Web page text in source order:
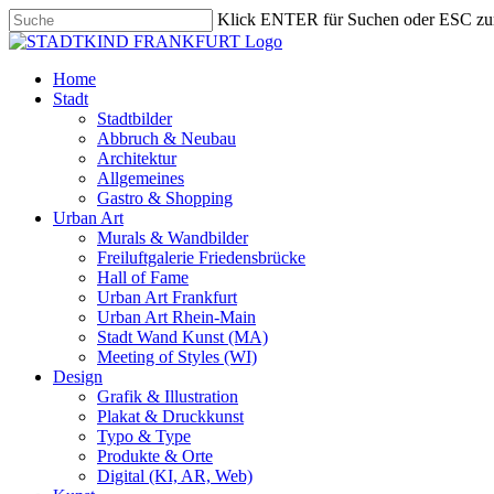
Skip
to
content
Klick ENTER für Suchen oder ESC
Close
search
Menu
Home
Stadt
Stadtbilder
Abbruch & Neubau
Architektur
Allgemeines
Gastro & Shopping
Urban Art
Murals & Wandbilder
Freiluftgalerie Friedensbrücke
Hall of Fame
Urban Art Frankfurt
Urban Art Rhein-Main
Stadt Wand Kunst (MA)
Meeting of Styles (WI)
Design
Grafik & Illustration
Plakat & Druckkunst
Typo & Type
Produkte & Orte
Digital (KI, AR, Web)